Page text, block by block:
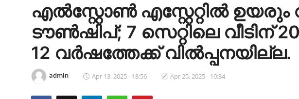
Cinema
എൽസ്റ്റോൺ എസ്റ്റേറ്റിൽ
ടൗൺഷിപ്; 7 സെറ്റിലെ വീടിന്
12 വർഷത്തേക്ക് വില്‍പ്പനയില്ല.
admin Apr 13, 2025 - 18:56 Apr 25, 2025 - 10:34